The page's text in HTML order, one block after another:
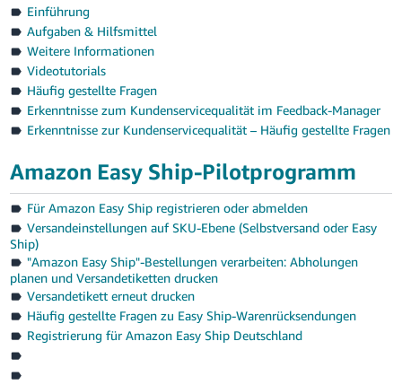
Einführung
Aufgaben & Hilfsmittel
Weitere Informationen
Videotutorials
Häufig gestellte Fragen
Erkenntnisse zum Kundenservicequalität im Feedback-Manager
Erkenntnisse zur Kundenservicequalität – Häufig gestellte Fragen
Amazon Easy Ship-Pilotprogramm
Für Amazon Easy Ship registrieren oder abmelden
Versandeinstellungen auf SKU-Ebene (Selbstversand oder Easy
Ship)
"Amazon Easy Ship"-Bestellungen verarbeiten: Abholungen
planen und Versandetiketten drucken
Versandetikett erneut drucken
Häufig gestellte Fragen zu Easy Ship-Warenrücksendungen
Registrierung für Amazon Easy Ship Deutschland